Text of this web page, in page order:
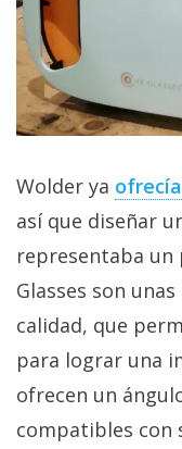
Wolder ya
así que diseñar
representaba un
Glasses son
calidad, que
para lograr una
ofrecen un
compatibles con